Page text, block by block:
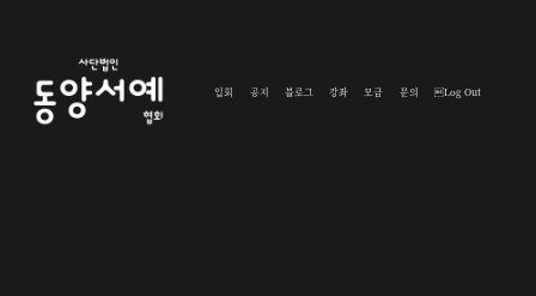
입회 공지 블로그 강좌 모금 문의 Log Out